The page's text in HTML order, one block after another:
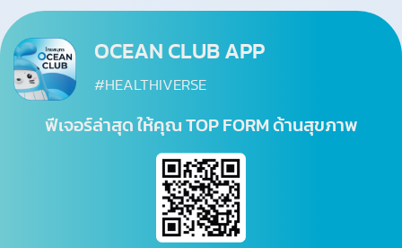
OCEAN CLUB APP
#HEALTHIVERSE
ฟีเจอร์ล่าสุด ให้คุณ TOP FORM ด้านสุขภาพ